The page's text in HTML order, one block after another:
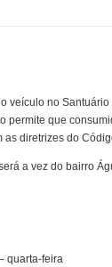
o veículo no
permite que
as diretrizes do
a vez do bairro
quarta-feira